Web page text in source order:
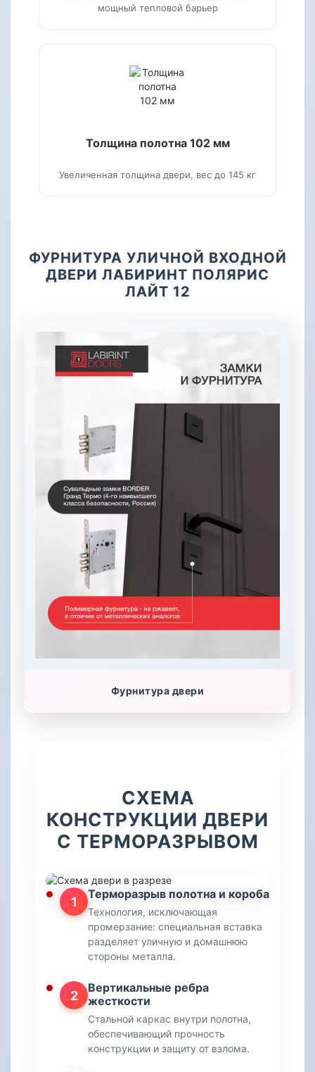
мощный тепловой барьер
Толщина полотна 102 мм
Увеличенная толщина двери, вес до 145 кг
ФУРНИТУРА УЛИЧНОЙ ВХОДНОЙ
ДВЕРИ ЛАБИРИНТ ПОЛЯРИС
ЛАЙТ 12
Фурнитура двери
СХЕМА
КОНСТРУКЦИИ ДВЕРИ
С ТЕРМОРАЗРЫВОМ
1
Терморазрыв полотна и короба
Технология, исключающая
промерзание: специальная вставка
разделяет уличную и домашнюю
стороны металла.
2
Вертикальные ребра
жесткости
Стальной каркас внутри полотна,
обеспечивающий прочность
конструкции и защиту от взлома.